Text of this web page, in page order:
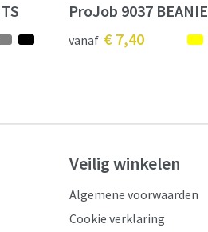
ProJob 9037 BEANIE
vanaf € 7,40
Veilig winkelen
Algemene voorwaarden
Cookie verklaring